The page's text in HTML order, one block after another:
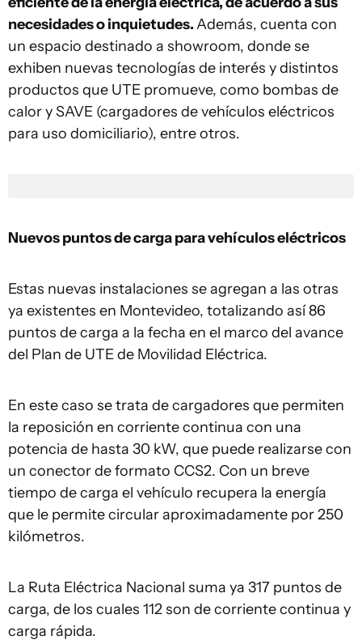
necesidades o inquietudes.Además, cuenta con
un espacio destinado a showroom, donde se
exhiben nuevas tecnologías de interés y distintos
productos que UTE promueve, como bombas de
calor y SAVE (cargadores de vehículos eléctricos
para uso domiciliario), entre otros.
Nuevos puntos de carga para vehículos eléctricos
Estas nuevas instalaciones se agregan a las otras
ya existentes en Montevideo, totalizando así 86
puntos de carga a la fecha en el marco del avance
del Plan de UTE de Movilidad Eléctrica.
En este caso se trata de cargadores que permiten
la reposición en corriente continua con una
potencia de hasta 30 kW, que puede realizarse con
un conector de formato CCS2. Con un breve
tiempo de carga el vehículo recupera la energía
que le permite circular aproximadamente por 250
kilómetros.
La Ruta Eléctrica Nacional suma ya 317 puntos de
carga, de los cuales 112 son de corriente continua y
carga rápida.